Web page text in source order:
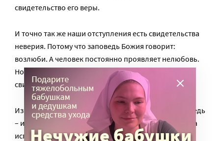
свидетельство его веры.
И точно так же наши отступления есть свидетельства
неверия. Потому что заповедь Божия говорит:
возлюби. А человек постоянно проявляет нелюбовь.
Но суть этих проявлений не в них самих, они лишь
свидетельства предательства.
Известны люди, которые всю жизнь ходят на исповедь
– и ни разу по-настоящему не каялись. Некоторые на
исповеди рассказывают великолепные